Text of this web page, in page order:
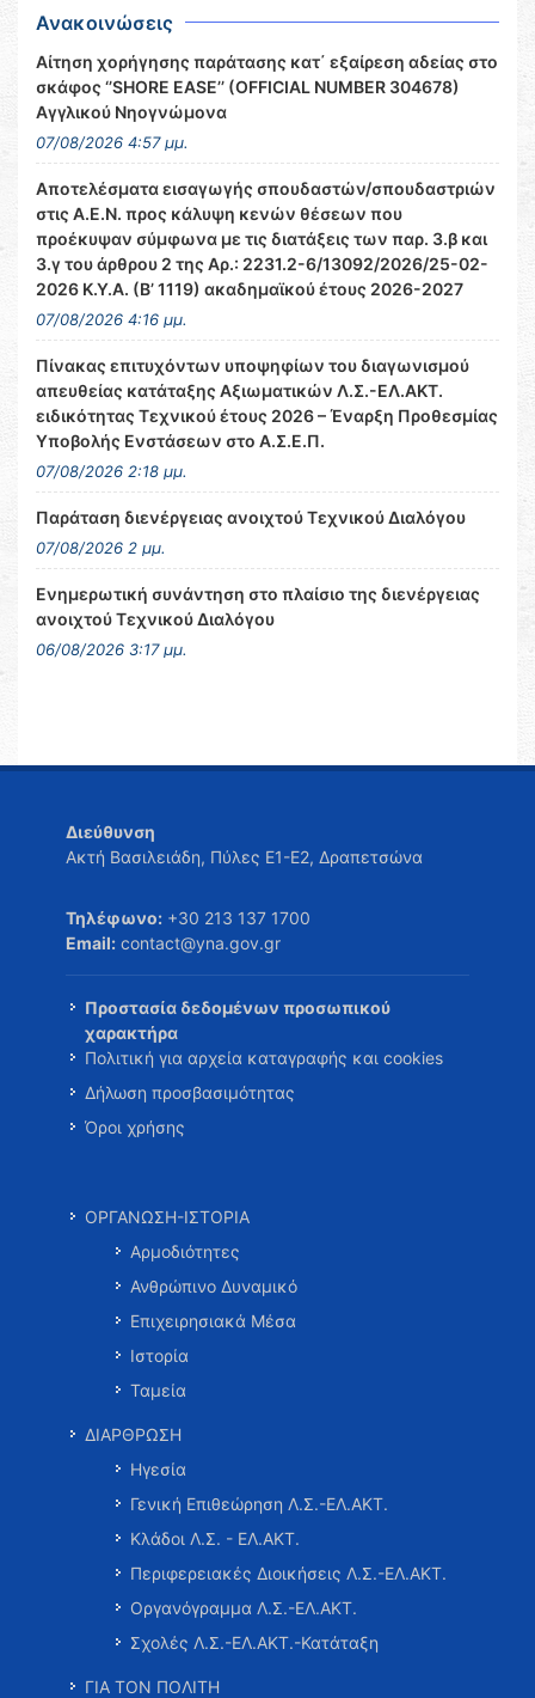
Ανακοινώσεις
Αίτηση χορήγησης παράτασης κατ΄ εξαίρεση αδείας στο
σκάφος ‘’SHORE EASE’’ (OFFICIAL NUMBER 304678)
Αγγλικού Νηογνώμονα
07/08/2026 4:57 μμ.
Αποτελέσματα εισαγωγής σπουδαστών/σπουδαστριών
στις Α.Ε.Ν. προς κάλυψη κενών θέσεων που
προέκυψαν σύμφωνα με τις διατάξεις των παρ. 3.β και
3.γ του άρθρου 2 της Αρ.: 2231.2-6/13092/2026/25-02-
2026 Κ.Υ.Α. (Β’ 1119) ακαδημαϊκού έτους 2026-2027
07/08/2026 4:16 μμ.
Πίνακας επιτυχόντων υποψηφίων του διαγωνισμού
απευθείας κατάταξης Αξιωματικών Λ.Σ.-ΕΛ.ΑΚΤ.
ειδικότητας Τεχνικού έτους 2026 – Έναρξη Προθεσμίας
Υποβολής Ενστάσεων στο Α.Σ.Ε.Π.
07/08/2026 2:18 μμ.
Παράταση διενέργειας ανοιχτού Τεχνικού Διαλόγου
07/08/2026 2 μμ.
Ενημερωτική συνάντηση στο πλαίσιο της διενέργειας
ανοιχτού Τεχνικού Διαλόγου
06/08/2026 3:17 μμ.
Διεύθυνση
Ακτή Βασιλειάδη, Πύλες Ε1-Ε2, Δραπετσώνα
Τηλέφωνο: +30 213 137 1700
Email: contact@yna.gov.gr
Προστασία δεδομένων προσωπικού
χαρακτήρα
Πολιτική για αρχεία καταγραφής και cookies
Δήλωση προσβασιμότητας
Όροι χρήσης
ΟΡΓΑΝΩΣΗ-ΙΣΤΟΡΙΑ
Αρμοδιότητες
Ανθρώπινο Δυναμικό
Επιχειρησιακά Μέσα
Ιστορία
Ταμεία
ΔΙΑΡΘΡΩΣΗ
Ηγεσία
Γενική Επιθεώρηση Λ.Σ.-ΕΛ.ΑΚΤ.
Κλάδοι Λ.Σ. - ΕΛ.ΑΚΤ.
Περιφερειακές Διοικήσεις Λ.Σ.-ΕΛ.ΑΚΤ.
Οργανόγραμμα Λ.Σ.-ΕΛ.ΑΚΤ.
Σχολές Λ.Σ.-ΕΛ.ΑΚΤ.-Κατάταξη
ΓΙΑ ΤΟΝ ΠΟΛΙΤΗ